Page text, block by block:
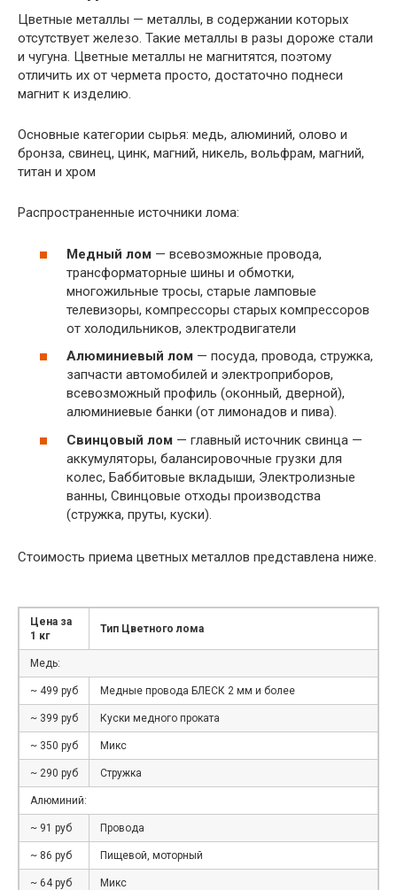
Цветные металлы — металлы, в содержании которых
отсутствует железо. Такие металлы в разы дороже стали
и чугуна. Цветные металлы не магнитятся, поэтому
отличить их от чермета просто, достаточно поднеси
магнит к изделию.
Основные категории сырья: медь, алюминий, олово и
бронза, свинец, цинк, магний, никель, вольфрам, магний,
титан и хром
Распространенные источники лома:
Медный лом — всевозможные провода,
трансформаторные шины и обмотки,
многожильные тросы, старые ламповые
телевизоры, компрессоры старых компрессоров
от холодильников, электродвигатели
Алюминиевый лом — посуда, провода, стружка,
запчасти автомобилей и электроприборов,
всевозможный профиль (оконный, дверной),
алюминиевые банки (от лимонадов и пива).
Свинцовый лом — главный источник свинца —
аккумуляторы, балансировочные грузки для
колес, Баббитовые вкладыши, Электролизные
ванны, Свинцовые отходы производства
(стружка, пруты, куски).
Стоимость приема цветных металлов представлена ниже.
Цена за
1 кг
Тип Цветного лома
Медь:
~ 499 руб Медные провода БЛЕСК 2 мм и более
~ 399 руб Куски медного проката
~ 350 руб Микс
~ 290 руб Стружка
Алюминий:
~ 91 руб Провода
~ 86 руб Пищевой, моторный
~ 64 руб Микс